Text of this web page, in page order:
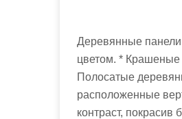
Деревянные панели
цветом. * Крашеные
Полосатые
расположенные
контраст, покрасив